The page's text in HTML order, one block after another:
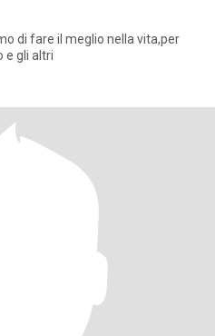
di fare il meglio nella vita,per
e gli altri